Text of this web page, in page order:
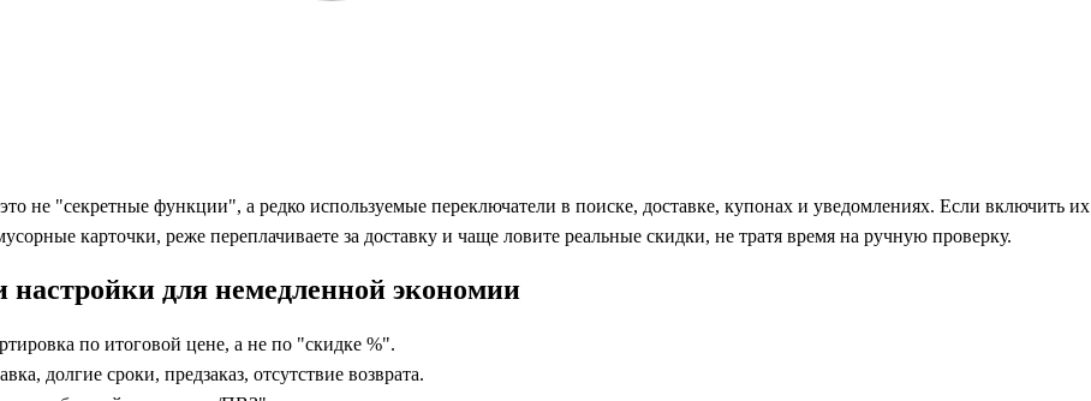
не "секретные функции", а редко используемые переключатели в поиске, доставке, купонах и уведомлениях. Если включить их
карточки, реже переплачиваете за доставку и чаще ловите реальные скидки, не тратя время на ручную проверку.
для немедленной экономии
по итоговой цене, а не по "скидке %".
долгие сроки, предзаказ, отсутствие возврата.